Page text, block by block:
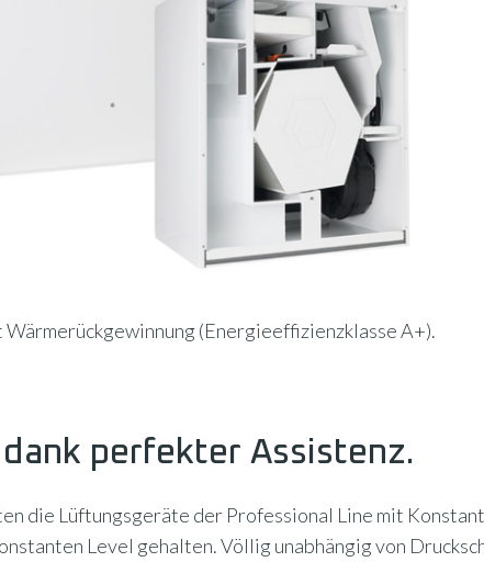
(Energieeffizienzklasse A+).
perfekter Assistenz.
die Lüftungsgeräte der Professional Line mit
Level gehalten. Völlig unabhängig von